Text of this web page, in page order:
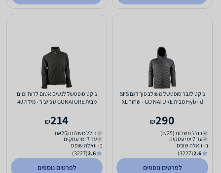
ג’קט לגבר סופטשל משולב פוך דגם SFS
Hybrid מבית GO NATURE - שחור XL
290
₪
כולל משלוח (₪25)
עד 7 ימי עסקים
ב- וואלה שופס
2.6
(3227)
לפרטים נוספים
ג’קט סופטשל לנשים אטום לרוח ומים
מבית GONATURE גו נייצ'ר - מידה 40
214
₪
כולל משלוח (₪25)
עד 7 ימי עסקים
ב- וואלה שופס
2.6
(3227)
לפרטים נוספים